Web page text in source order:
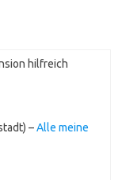
hilfreich
–Alle meine